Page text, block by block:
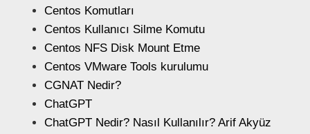
Centos Komutları
Centos Kullanıcı Silme Komutu
Centos NFS Disk Mount Etme
Centos VMware Tools kurulumu
CGNAT Nedir?
ChatGPT
ChatGPT Nedir? Nasıl Kullanılır? Arif Akyüz